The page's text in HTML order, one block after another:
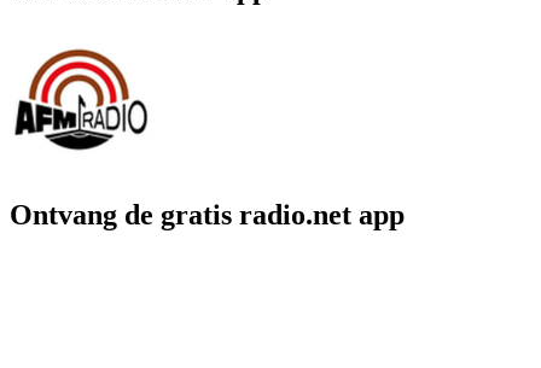
Ontvang de gratis radio.net app